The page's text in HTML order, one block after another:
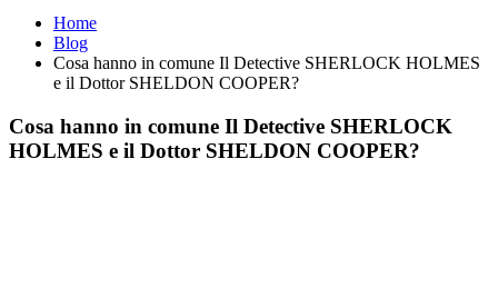
Home
Blog
Cosa hanno in comune Il Detective SHERLOCK HOLMES
e il Dottor SHELDON COOPER?
Cosa hanno in comune Il Detective SHERLOCK
HOLMES e il Dottor SHELDON COOPER?